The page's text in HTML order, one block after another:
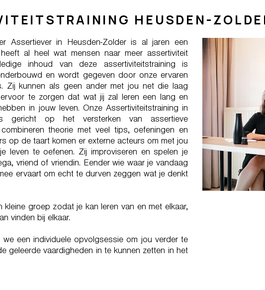
HEUSDEN-
Assertiever in Heusden-Zolder is al jaren een
al heel wat mensen naar meer assertiviteit
inhoud van deze assertiviteitstraining is
en wordt gegeven door onze ervaren
Zij kunnen als geen ander met jou net die laag
te zorgen dat wat jij zal leren een lang en
in jouw leven. Onze Assertiviteitstraining in
is gericht op het versterken van assertieve
theorie met veel tips, oefeningen en
op de taart komen er externe acteurs om met jou
leven te oefenen. Zij improviseren en spelen je
vriend of vriendin. Eender wie waar je vandaag
ervaart om echt te durven zeggen wat je denkt
kleine groep zodat je kan leren van en met elkaar,
vinden bij elkaar.
een individuele opvolgsessie om jou verder te
geleerde vaardigheden in te kunnen zetten in het